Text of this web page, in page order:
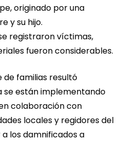
originado por una
y su hijo.
registraron víctimas,
fueron considerables.
familias resultó
se están implementando
colaboración con
locales y regidores del
los damnificados a